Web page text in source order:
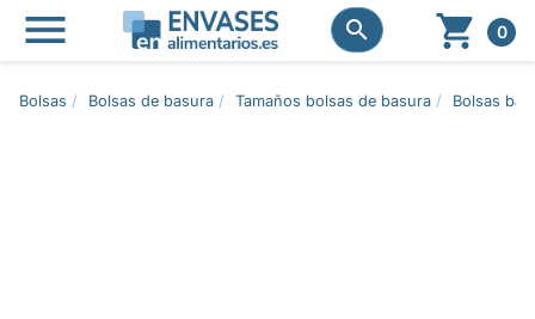
 
  0
Bolsas Bolsas de basura Tamaños bolsas de basura Bolsas